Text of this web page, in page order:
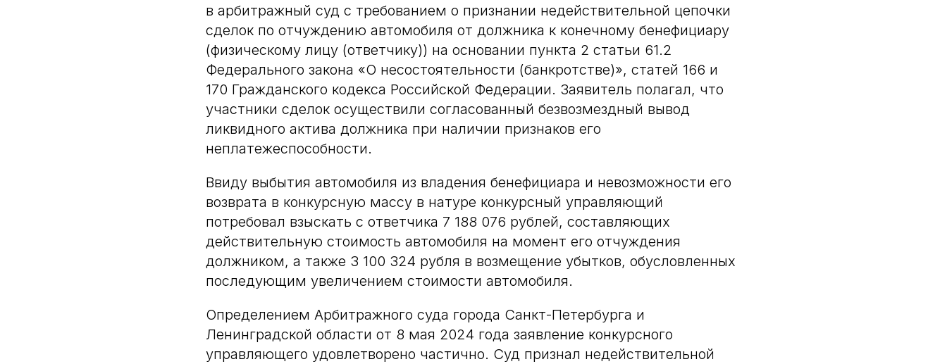
в арбитражный суд с требованием о признании недействительной цепочки
сделок по отчуждению автомобиля от должника к конечному бенефициару
(физическому лицу (ответчику)) на основании пункта 2 статьи 61.2
Федерального закона «О несостоятельности (банкротстве)», статей 166 и
170 Гражданского кодекса Российской Федерации. Заявитель полагал, что
участники сделок осуществили согласованный безвозмездный вывод
ликвидного актива должника при наличии признаков его
неплатежеспособности.
Ввиду выбытия автомобиля из владения бенефициара и невозможности его
возврата в конкурсную массу в натуре конкурсный управляющий
потребовал взыскать с ответчика 7 188 076 рублей, составляющих
действительную стоимость автомобиля на момент его отчуждения
должником, а также 3 100 324 рубля в возмещение убытков, обусловленных
последующим увеличением стоимости автомобиля.
Определением Арбитражного суда города Санкт-Петербурга и
Ленинградской области от 8 мая 2024 года заявление конкурсного
управляющего удовлетворено частично. Суд признал недействительной